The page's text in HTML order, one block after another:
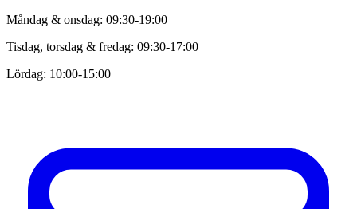
Måndag & onsdag: 09:30-19:00
Tisdag, torsdag & fredag: 09:30-17:00
Lördag: 10:00-15:00